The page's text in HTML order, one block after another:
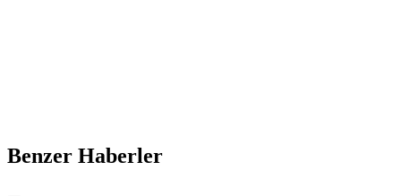
Benzer Haberler